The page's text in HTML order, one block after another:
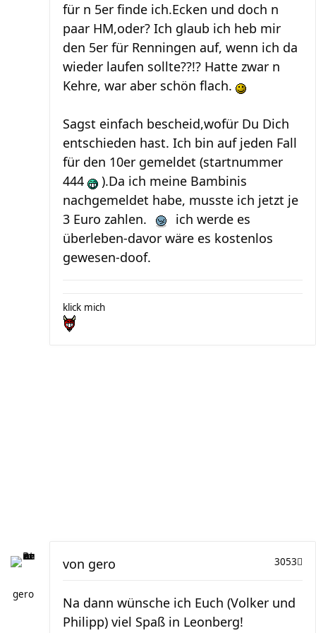
für n 5er finde ich.Ecken und doch n
paar HM,oder? Ich glaub ich heb mir
den 5er für Renningen auf, wenn ich da
wieder laufen sollte??!? Hatte zwar n
Kehre, war aber schön flach.
Sagst einfach bescheid,wofür Du Dich
entschieden hast. Ich bin auf jeden Fall
für den 10er gemeldet (startnummer
444
).Da ich meine Bambinis
nachgemeldet habe, musste ich jetzt je
3 Euro zahlen.
ich werde es
überleben-davor wäre es kostenlos
gewesen-doof.
klick mich
gero
3053
von gero
Na dann wünsche ich Euch (Volker und
Philipp) viel Spaß in Leonberg!